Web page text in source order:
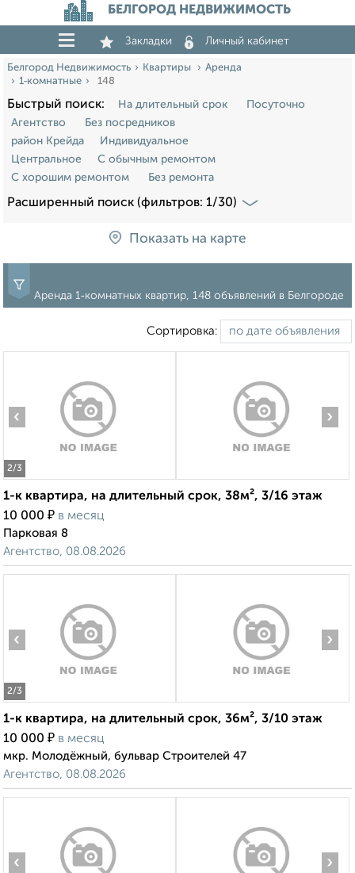
БЕЛГОРОД НЕДВИЖИМОСТЬ
Закладки Личный кабинет
Белгород Недвижимость Квартиры
Аренда
1‑комнатные
148
Быстрый поиск: На длительный срок
Посуточно
Агентство
Без посредников
район Крейда
Индивидуальное
Центральное
С обычным ремонтом
С хорошим ремонтом
Без ремонта
Расширенный поиск (фильтров: 1/30)
Показать на карте
Аренда 1‑комнатных квартир, 148 объявлений в Белгороде
Сортировка:
2/3
‹ ›
1-к квартира, на длительный срок, 38м², 3/16 этаж
10 000 ₽ в месяц
Парковая 8
Агентство, 08.08.2026
2/3
‹ ›
1-к квартира, на длительный срок, 36м², 3/10 этаж
10 000 ₽ в месяц
мкр. Молодёжный, бульвар Строителей 47
Агентство, 08.08.2026
‹ ›